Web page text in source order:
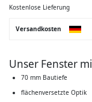
Bildgalerie
Kostenlose Lieferung
Versandkosten
Unser Fenster
70 mm Bautiefe
flächenversetzte Optik